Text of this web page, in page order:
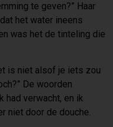
te geven?” Haar
het water ineens
was het de tinteling die
is niet alsof je iets zou
De woorden
had verwacht, en ik
niet door de douche.